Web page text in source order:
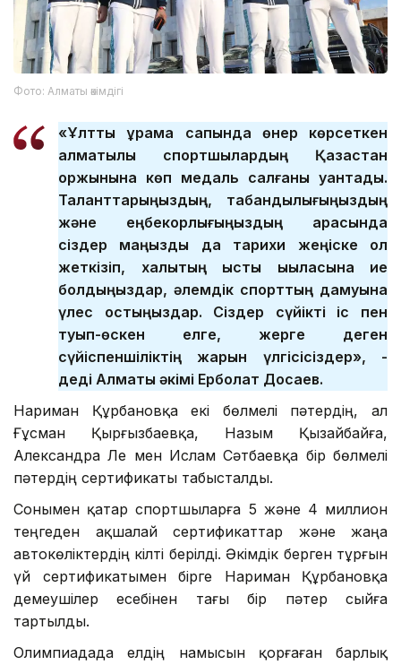
Фото: Алматы әкімдігі
«Ұлттық құрама сапында өнер көрсеткен
алматылық спортшылардың Қазақстан
қоржынына көп медаль салғаны қуантады.
Таланттарыңыздың, табандылығыңыздың
және еңбекқорлығыңыздың арқасында
сіздер маңызды да тарихи жеңіске қол
жеткізіп, халықтың ыстық ықыласына ие
болдыңыздар, әлемдік спорттың дамуына
үлес қостыңыздар. Сіздер сүйікті іс пен
туып-өскен елге, жерге деген
сүйіспеншіліктің жарқын үлгісісіздер», -
деді Алматы әкімі Ерболат Досаев.
Нариман Құрбановқа екі бөлмелі пәтердің, ал
Ғұсман Қырғызбаевқа, Назым Қызайбайға,
Александра Ле мен Ислам Сәтбаевқа бір бөлмелі
пәтердің сертификаты табысталды.
Сонымен қатар спортшыларға 5 және 4 миллион
теңгеден ақшалай сертификаттар және жаңа
автокөліктердің кілті берілді. Әкімдік берген тұрғын
үй сертификатымен бірге Нариман Құрбановқа
демеушілер есебінен тағы бір пәтер сыйға
тартылды.
Олимпиадада елдің намысын қорғаған барлық